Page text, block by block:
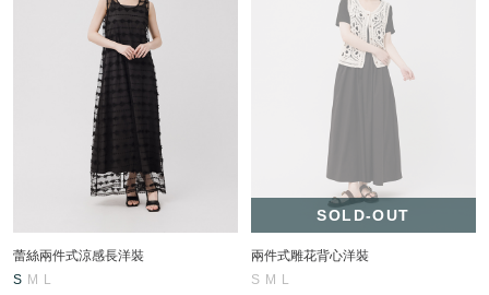
蕾絲兩件式涼感長洋裝
S M
L
SOLD-OUT
兩件式雕花背心洋裝
S M
L